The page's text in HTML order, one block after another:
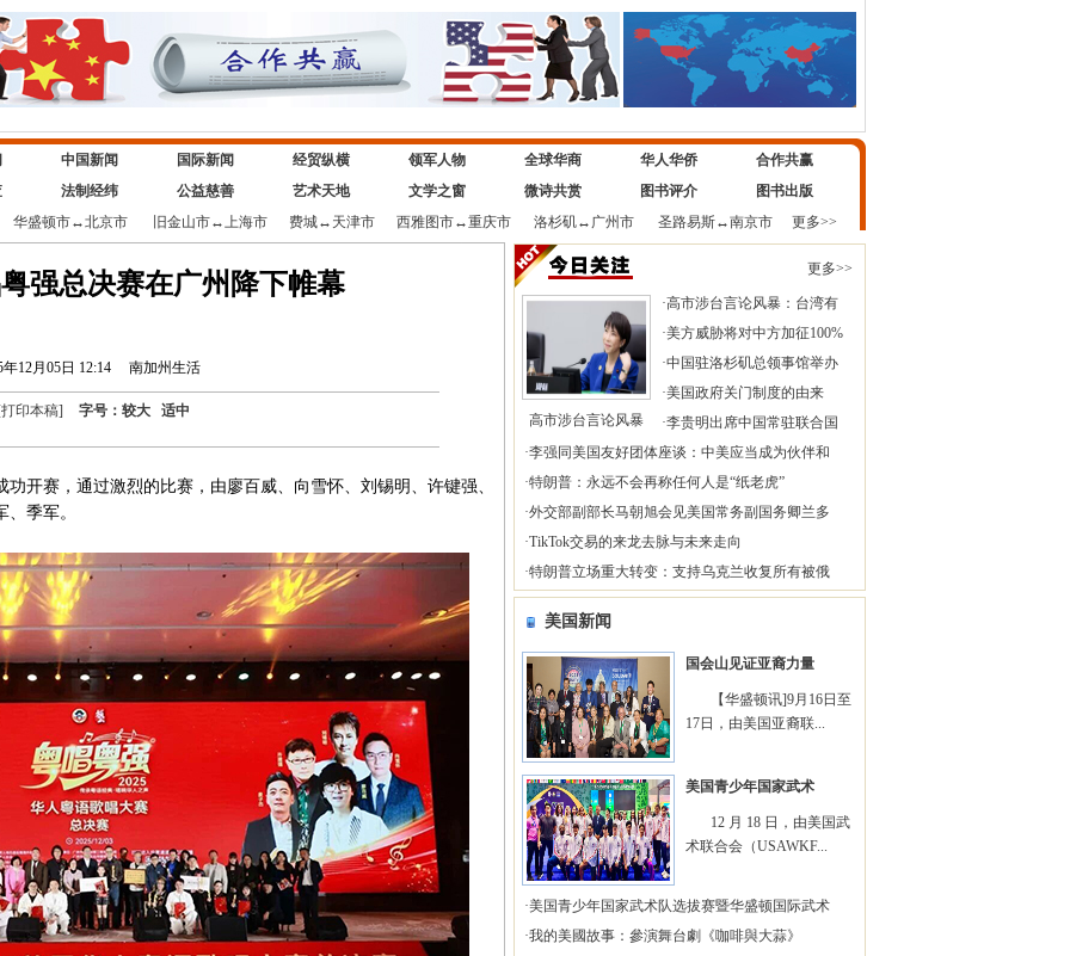
中国新闻 国际新闻 经贸纵横 领军人物 全球华商 华人华侨
合作共赢
法制经纬 公益慈善 艺术天地 文学之窗 微诗共赏 图书评介
图书出版
华盛顿市↔北京市 旧金山市↔上海市 费城↔ 天津市 西雅图市↔重庆市 洛杉矶↔ 广州市 圣路易斯↔南京市 更多>>
强总决赛在广州降下帷幕
年12月05日 12:14 南加州生活
打印本稿] 字号： 较大 适中
赛，通过激烈的比赛，由廖百威、向雪怀、刘锡明、许键强、
季军。
更多>>
高市涉台言论风暴
·高市涉台言论风暴：台湾有
·美方威胁将对中方加征100%
·中国驻洛杉矶总领事馆举办
·美国政府关门制度的由来
·李贵明出席中国常驻联合国
·李强同美国友好团体座谈：中美应当成为伙伴和
·特朗普：永远不会再称任何人是“纸老虎”
·外交部副部长马朝旭会见美国常务副国务卿兰多
·TikTok交易的来龙去脉与未来走向
·特朗普立场重大转变：支持乌克兰收复所有被俄
美国新闻
国会山见证亚裔力量
【华盛顿讯]9月16日至
17日，由美国亚裔联...
美国青少年国家武术
12 月 18 日，由美国武
术联合会（USAWKF...
·美国青少年国家武术队选拔赛暨华盛顿国际武术
·我的美國故事：參演舞台劇《咖啡與大蒜》